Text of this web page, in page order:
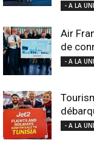
- A LA
Air
de
- A LA
- A LA